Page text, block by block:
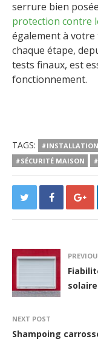
serrure bien
protection contre
également à votre
chaque étape,
tests finaux, est
fonctionnement.
TAGS:
#SÉCURITÉ MAISON
NEXT POST
Shampoing